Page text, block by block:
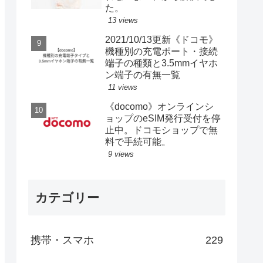
た。
13 views
2021/10/13更新《ドコモ》
機種別の充電ポート・接続
端子の種類と3.5mmイヤホ
ン端子の有無一覧
11 views
《docomo》オンラインシ
ョップのeSIM発行受付を停
止中。ドコモショップで無
料で手続可能。
9 views
カテゴリー
携帯・スマホ 229